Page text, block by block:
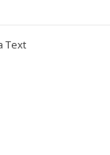
Text